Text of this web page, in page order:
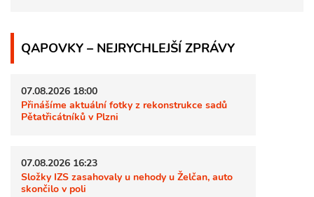
QAPOVKY – NEJRYCHLEJŠÍ ZPRÁVY
07.08.2026 18:00
Přinášíme aktuální fotky z rekonstrukce sadů
Pětatřicátníků v Plzni
07.08.2026 16:23
Složky IZS zasahovaly u nehody u Želčan, auto
skončilo v poli